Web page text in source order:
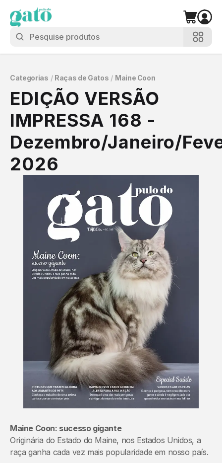
Categorias / Raças de Gatos / Maine Coon
EDIÇÃO VERSÃO
IMPRESSA 168 -
Dezembro/Janeiro/
2026
Maine Coon: sucesso gigante
Originária do Estado do Maine, nos Estados Unidos, a
raça ganha cada vez mais popularidade em nosso país.